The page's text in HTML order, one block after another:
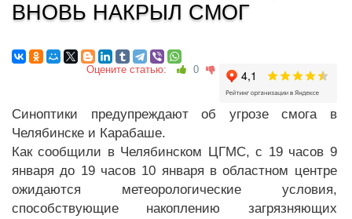
ВНОВЬ НАКРЫЛ СМОГ
Оцените статью: 0
Синоптики предупреждают об угрозе смога в
Челябинске и Карабаше.
Как сообщили в Челябинском ЦГМС, с 19 часов 9
января до 19 часов 10 января в областном центре
ожидаются метеорологические условия,
способствующие накоплению загрязняющих